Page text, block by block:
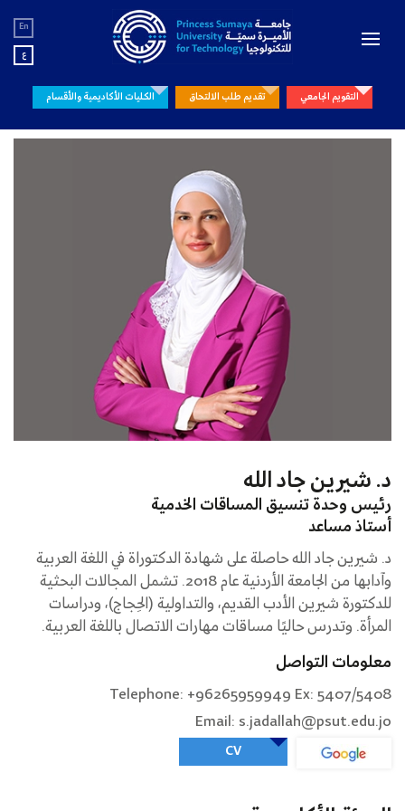
En
ع
التقويم الجامعي تقديم طلب الالتحاق الكليات الأكاديمية والأقسام
د. شيرين جاد الله
رئيس وحدة تنسيق المساقات الخدمية
أستاذ مساعد
د. شيرين جاد الله حاصلة على شهادة الدكتوراة في اللغة العربية
وآدابها من الجامعة الأردنية عام 2018. تشمل المجالات البحثية
للدكتورة شيرين الأدب القديم، والتداولية (الحِجاج)، ودراسات
المرأة. وتدرس حاليًا مساقات مهارات الاتصال باللغة العربية.
معلومات التواصل
Telephone: +96265959949 Ex: 5407/5408
Email: s.jadallah@psut.edu.jo
CV